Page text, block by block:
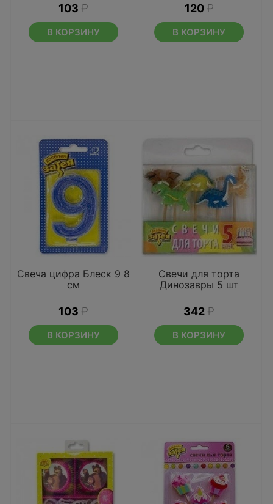
103 ₽
В КОРЗИНУ
120 ₽
В КОРЗИНУ
Свеча цифра Блеск 9 8
см
103 ₽
В КОРЗИНУ
Свечи для торта
Динозавры 5 шт
342 ₽
В КОРЗИНУ